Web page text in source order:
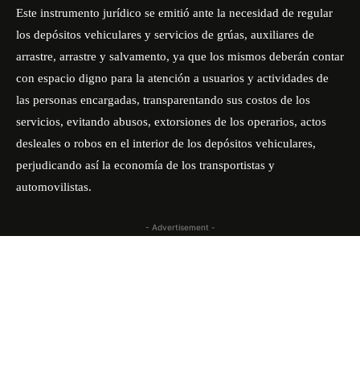
Este instrumento jurídico se emitió ante la necesidad de regular
los depósitos vehiculares y servicios de grúas, auxiliares de
arrastre, arrastre y salvamento, ya que los mismos deberán contar
con espacio digno para la atención a usuarios y actividades de
las personas encargadas, transparentando sus costos de los
servicios, evitando abusos, extorsiones de los operarios, actos
desleales o robos en el interior de los depósitos vehiculares,
perjudicando así la economía de los transportistas y
automovilistas.
- Advertisement -